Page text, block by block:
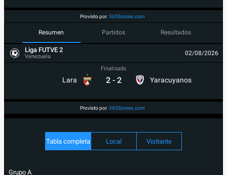
Provisto por 365Scores.com
Resumen Partidos Resultados
Liga FUTVE 2
Venezuela 02/08/2026
Lara
Finalizado
2 - 2 Yaracuyanos
Provisto por 365Scores.com
Tabla completa Local Visitante
Grupo A